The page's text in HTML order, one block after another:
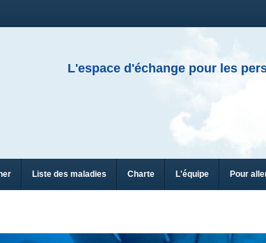
L'espace d'échange pour les
Liste des maladies Charte L'équipe Pour